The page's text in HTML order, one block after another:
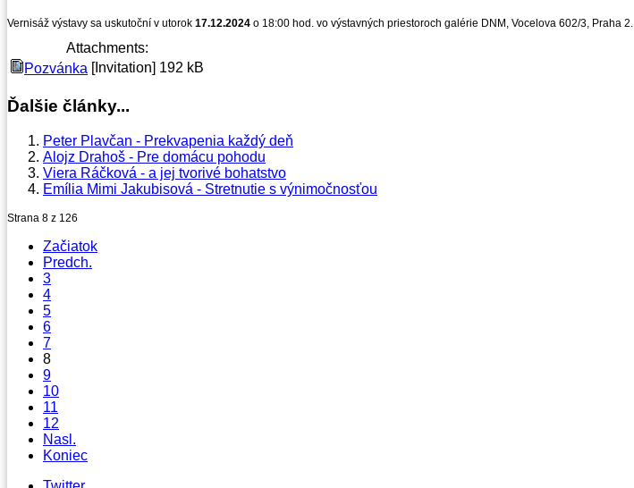
Vernisáž výstavy sa uskutoční v utorok 17.12.2024 o 18:00 hod. vo výstavných priestoroch galérie DNM, Vocelova 602/3, Praha 2.
Attachments:
Pozvánka [Invitation] 192 kB
Ďalšie články...
Peter Plavčan - Prekvapenia každý deň
Alojz Drahoš - Pre domácu pohodu
Viera Ráčková - a jej tvorivé bohatstvo
Emília Mimi Jakubisová - Stretnutie s výnimočnosťou
Strana 8 z 126
Začiatok
Predch.
3
4
5
6
7
8
9
10
11
12
Nasl.
Koniec